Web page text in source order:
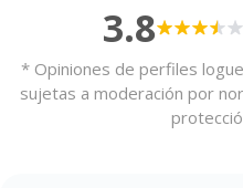
3.8
* Opiniones de perfiles
sujetas a moderación por